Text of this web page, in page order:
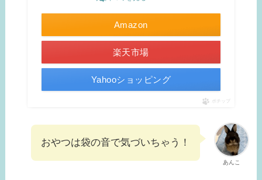
Amazon
楽天市場
Yahooショッピング
ポチップ
あんこ
おやつは袋の音で気づいちゃう！